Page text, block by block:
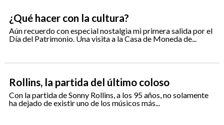
¿Qué hacer con la cultura?
Aún recuerdo con especial nostalgia mi primera salida por el
Día del Patrimonio. Una visita a la Casa de Moneda de...
Rollins, la partida del último coloso
Con la partida de Sonny Rollins, a los 95 años, no solamente
ha dejado de existir uno de los músicos más...